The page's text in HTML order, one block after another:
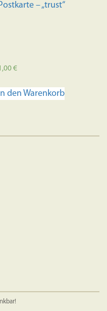
– „trust“
€
den Warenkorb